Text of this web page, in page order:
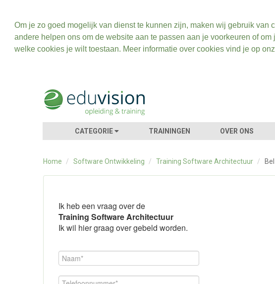
Om je zo goed mogelijk van dienst te kunnen zijn, maken wij gebruik
andere helpen ons om de website aan te passen aan je voorkeuren of
welke cookies je wilt toestaan. Meer informatie over cookies vind je op
CATEGORIE TRAININGEN OVER ONS
Home / Software Ontwikkeling / Training Software Architectuur /
Ik heb een vraag over de
Training Software Architectuur
Ik wil hier graag over gebeld worden.